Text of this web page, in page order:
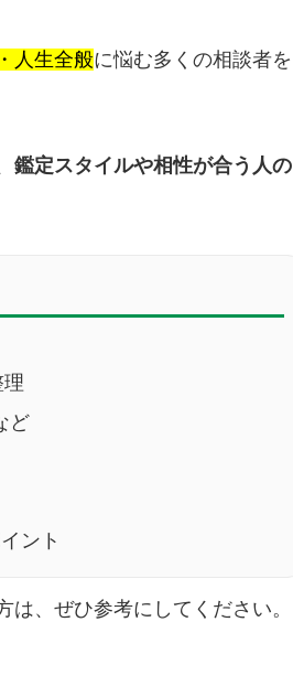
人生全般に悩む多くの相談者を
鑑定スタイルや相性が合う人の
ど
ント
、ぜひ参考にしてください。